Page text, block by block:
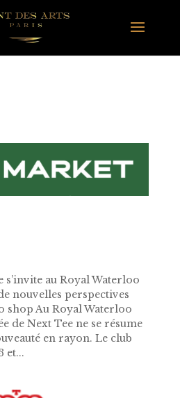
s’invite au Royal Waterloo
nouvelles perspectives
shop Au Royal Waterloo
de Next Tee ne se résume
en rayon. Le club
et...